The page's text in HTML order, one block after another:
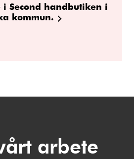
Second handbutiken i
kommun.
arbete